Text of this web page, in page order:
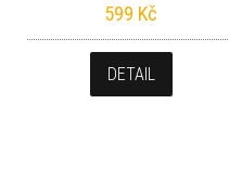
599 Kč
DETAIL